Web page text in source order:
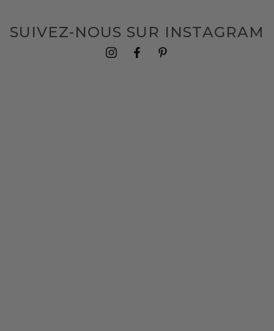
SUIVEZ-NOUS SUR INSTAGRAM